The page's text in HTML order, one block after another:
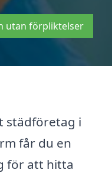
utan förpliktelser
städföretag i
får du en
för att hitta